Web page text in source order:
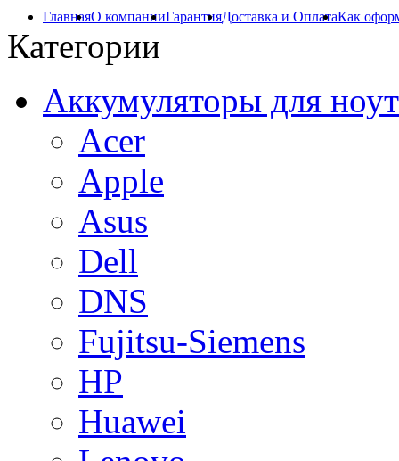
ГлавнаяО компанииГарантияДоставка и ОплатаКак
Категории
Аккумуляторы для
Acer
Apple
Asus
Dell
DNS
Fujitsu-Siemens
HP
Huawei